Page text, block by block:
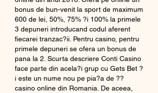
bonus de bun-venit la sport de maximum
600 de lei, 50%, 75% ?i 100% la primele
3 depuneri introducand codul aferent
fiecarei tranzac?ii. Pentru casino, pentru
primele depuneri se ofera un bonus de
pana la 2. Scurta descriere Conti Casino
face parte din acela?i grup cu Gets Bet ?
i este un nume nou pe pia?a de ??
casino online din Romania. De aceea,